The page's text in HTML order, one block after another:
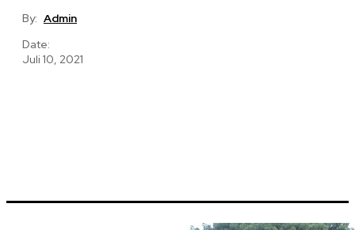
By: Admin
Date:
Juli 10, 2021